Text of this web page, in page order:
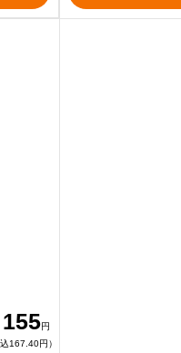
155円
込167.40円）